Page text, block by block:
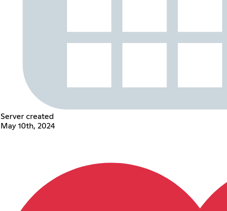
Server created
May 10th, 2024